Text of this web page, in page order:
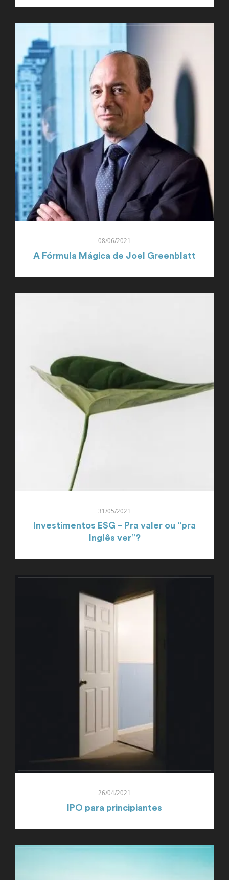
08/06/2021
A Fórmula Mágica de Joel Greenblatt
31/05/2021
Investimentos ESG – Pra valer ou “pra
Inglês ver”?
26/04/2021
IPO para principiantes